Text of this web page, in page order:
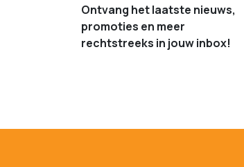
Ontvang het laatste nieuws,
promoties en meer
rechtstreeks in jouw inbox!